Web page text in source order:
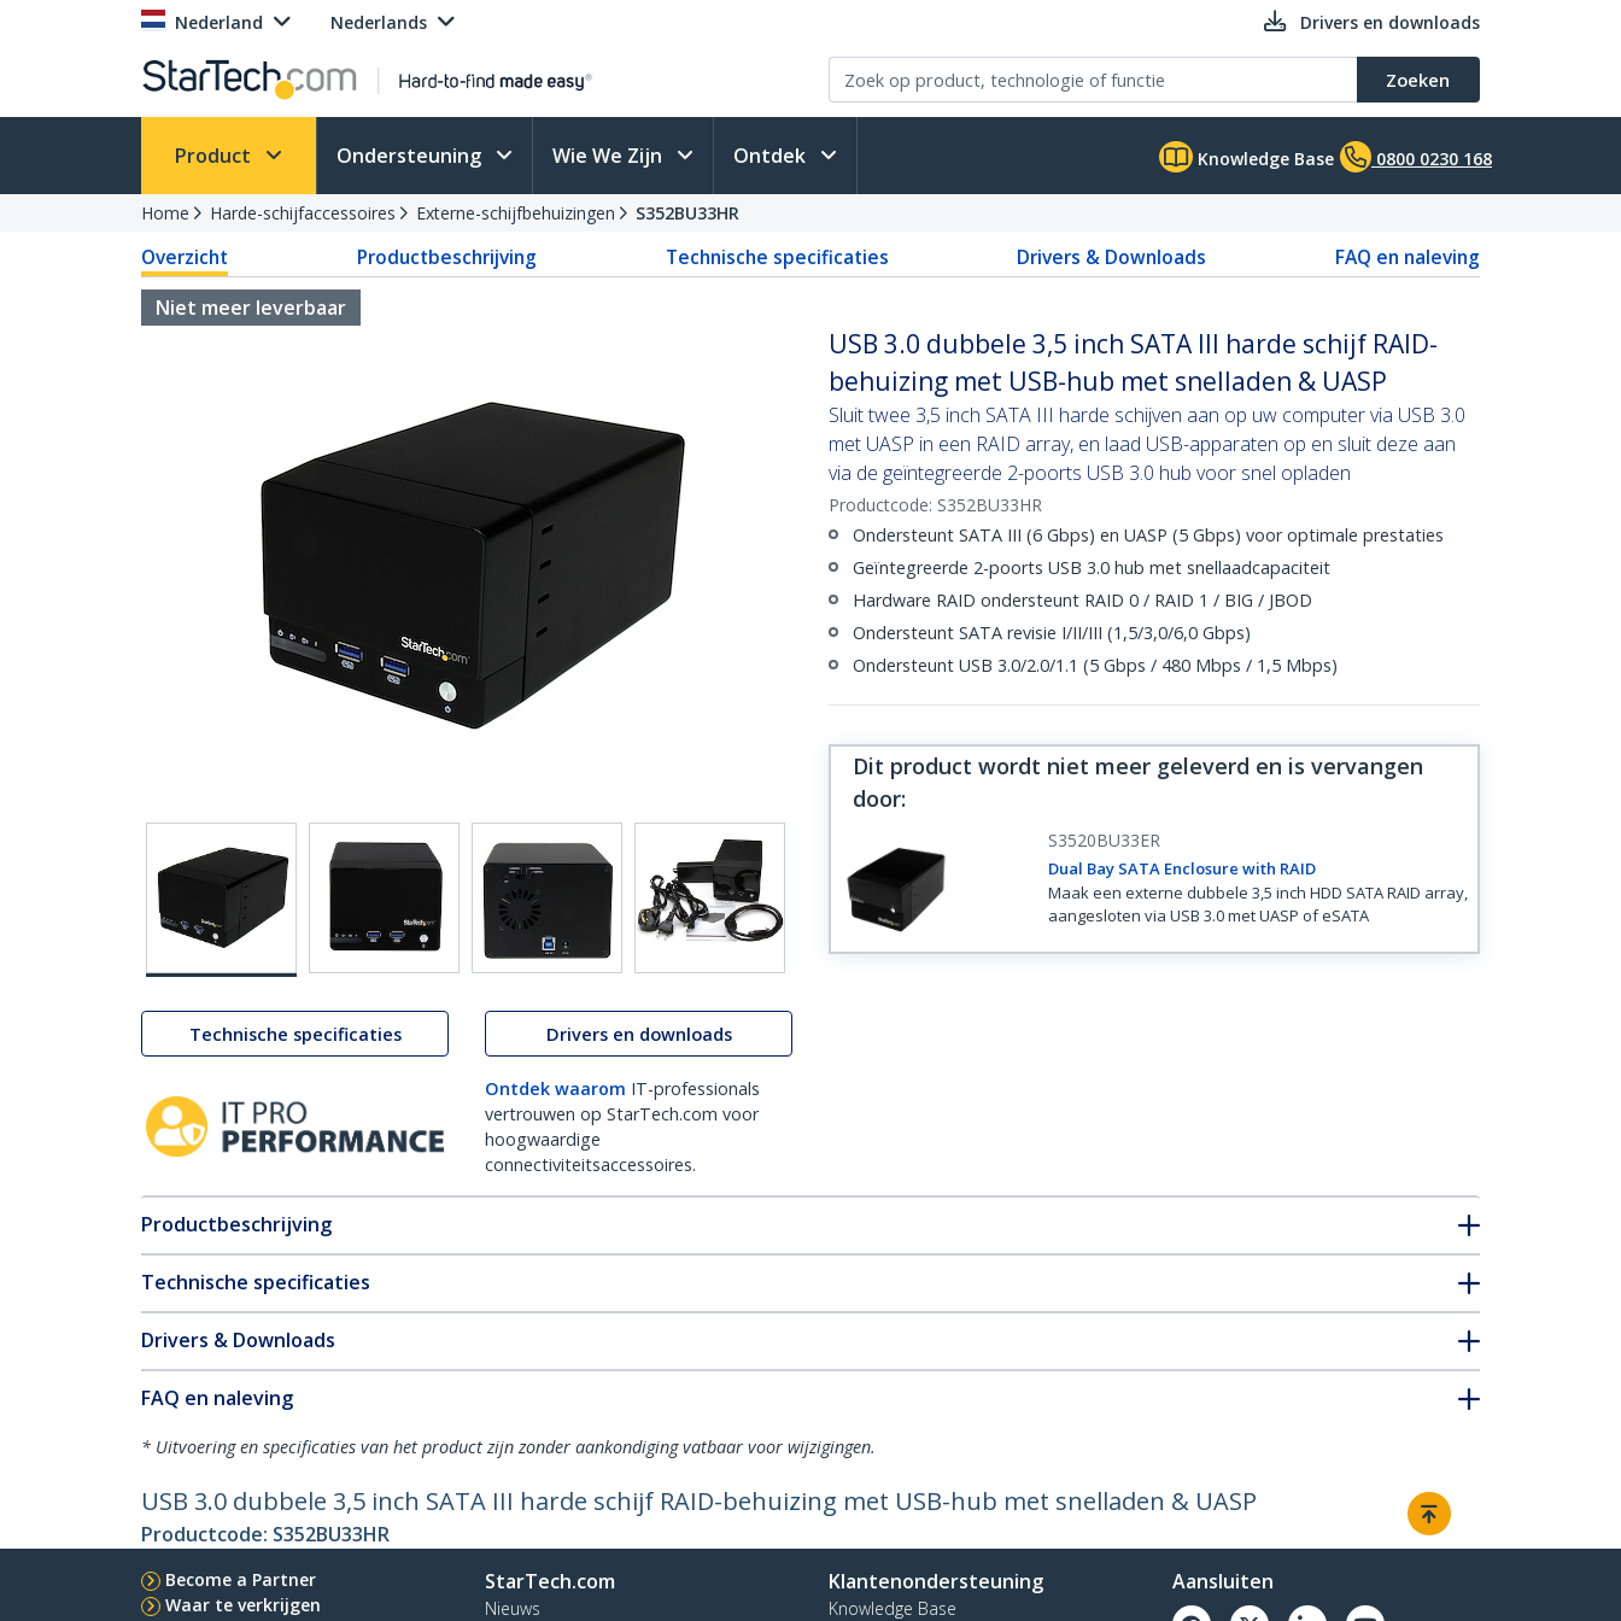
Nederland Nederlands Drivers en downloads
Zoeken
Product Ondersteuning Wie We Zijn Ontdek Knowledge Base 0800 0230 168
Home Harde-schijfaccessoires Externe-schijfbehuizingen S352BU33HR
Overzicht Productbeschrijving Technische specificaties Drivers & Downloads
FAQ en naleving
Niet meer leverbaar
Technische specificaties Drivers en downloads
Ontdek waarom IT-professionals
vertrouwen op StarTech.com voor
hoogwaardige
connectiviteitsaccessoires.
USB 3.0 dubbele 3,5 inch SATA III harde schijf RAID-
behuizing met USB-hub met snelladen & UASP
Sluit twee 3,5 inch SATA III harde schijven aan op uw computer via USB 3.0
met UASP in een RAID array, en laad USB-apparaten op en sluit deze aan
via de geïntegreerde 2-poorts USB 3.0 hub voor snel opladen
Productcode: S352BU33HR
Ondersteunt SATA III (6 Gbps) en UASP (5 Gbps) voor optimale prestaties
Geïntegreerde 2-poorts USB 3.0 hub met snellaadcapaciteit
Hardware RAID ondersteunt RAID 0 / RAID 1 / BIG / JBOD
Ondersteunt SATA revisie I/II/III (1,5/3,0/6,0 Gbps)
Ondersteunt USB 3.0/2.0/1.1 (5 Gbps / 480 Mbps / 1,5 Mbps)
Dit product wordt niet meer geleverd en is vervangen
door:
S3520BU33ER
Dual Bay SATA Enclosure with RAID
Maak een externe dubbele 3,5 inch HDD SATA RAID array,
aangesloten via USB 3.0 met UASP of eSATA
Productbeschrijving
Technische specificaties
Drivers & Downloads
FAQ en naleving
* Uitvoering en specificaties van het product zijn zonder aankondiging vatbaar voor wijzigingen.
USB 3.0 dubbele 3,5 inch SATA III harde schijf RAID-behuizing met USB-hub met snelladen & UASP
Productcode: S352BU33HR
Become a Partner
Waar te verkrijgen
StarTech.com
Nieuws
Klantenondersteuning
Knowledge Base
Aansluiten